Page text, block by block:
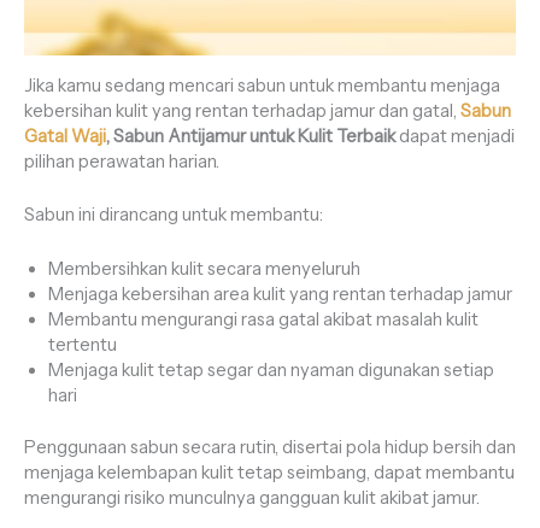
Jika kamu sedang mencari sabun untuk membantu menjaga
kebersihan kulit yang rentan terhadap jamur dan gatal, Sabun
Gatal Waji, Sabun Antijamur untuk Kulit Terbaikdapat menjadi
pilihan perawatan harian.
Sabun ini dirancang untuk membantu:
Membersihkan kulit secara menyeluruh
Menjaga kebersihan area kulit yang rentan terhadap jamur
Membantu mengurangi rasa gatal akibat masalah kulit
tertentu
Menjaga kulit tetap segar dan nyaman digunakan setiap
hari
Penggunaan sabun secara rutin, disertai pola hidup bersih dan
menjaga kelembapan kulit tetap seimbang, dapat membantu
mengurangi risiko munculnya gangguan kulit akibat jamur.